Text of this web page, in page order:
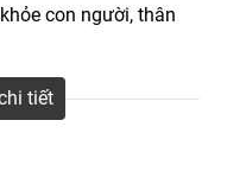
con người, thân
khóa vân gỗ màu
tiết